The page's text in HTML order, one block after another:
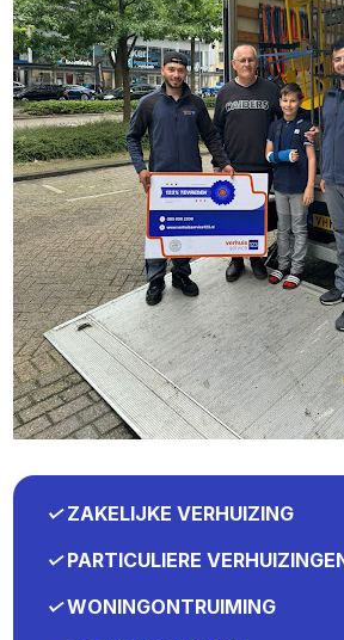
✓ZAKELIJKE VERHUIZING
✓PARTICULIERE
✓WONINGONTRUIMING